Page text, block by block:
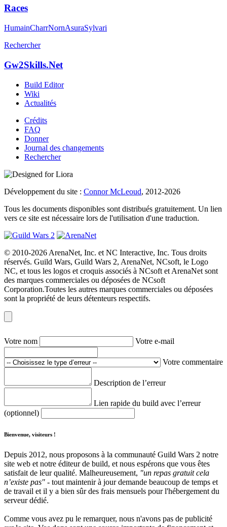
Races
HumainCharrNornAsuraSylvari
Rechercher
Gw2Skills.Net
Build Editor
Wiki
Actualités
Crédits
FAQ
Donner
Journal des changements
Rechercher
Développement du site : Connor McLeoud, 2012-2026
Tous les documents disponibles sont distribués gratuitement. Un lien
vers ce site est nécessaire lors de l'utilisation d'une traduction.
© 2010-2026 ArenaNet, Inc. et NC Interactive, Inc. Tous droits
réservés. Guild Wars, Guild Wars 2, ArenaNet, NCsoft, le Logo
NC, et tous les logos et croquis associés à NCsoft et ArenaNet sont
des marques commerciales ou déposées de NCsoft
Corporation.Toutes les autres marques commerciales ou déposées
sont la propriété de leurs détenteurs respectifs.
Votre nom Votre e-mail
Votre commentaire
Description de l’erreur
Lien rapide du build avec l’erreur
(optionnel)
Bienvenue, visiteurs !
Depuis 2012, nous proposons à la communauté Guild Wars 2 notre
site web et notre éditeur de build, et nous espérons que vous êtes
satisfait de leur qualité. Malheureusement, "un repas gratuit cela
n’existe pas" - tout maintenir à jour demande beaucoup de temps et
de travail et il y a bien sûr des frais mensuels pour l'hébergement du
serveur dédié.
Comme vous avez pu le remarquer, nous n'avons pas de publicité